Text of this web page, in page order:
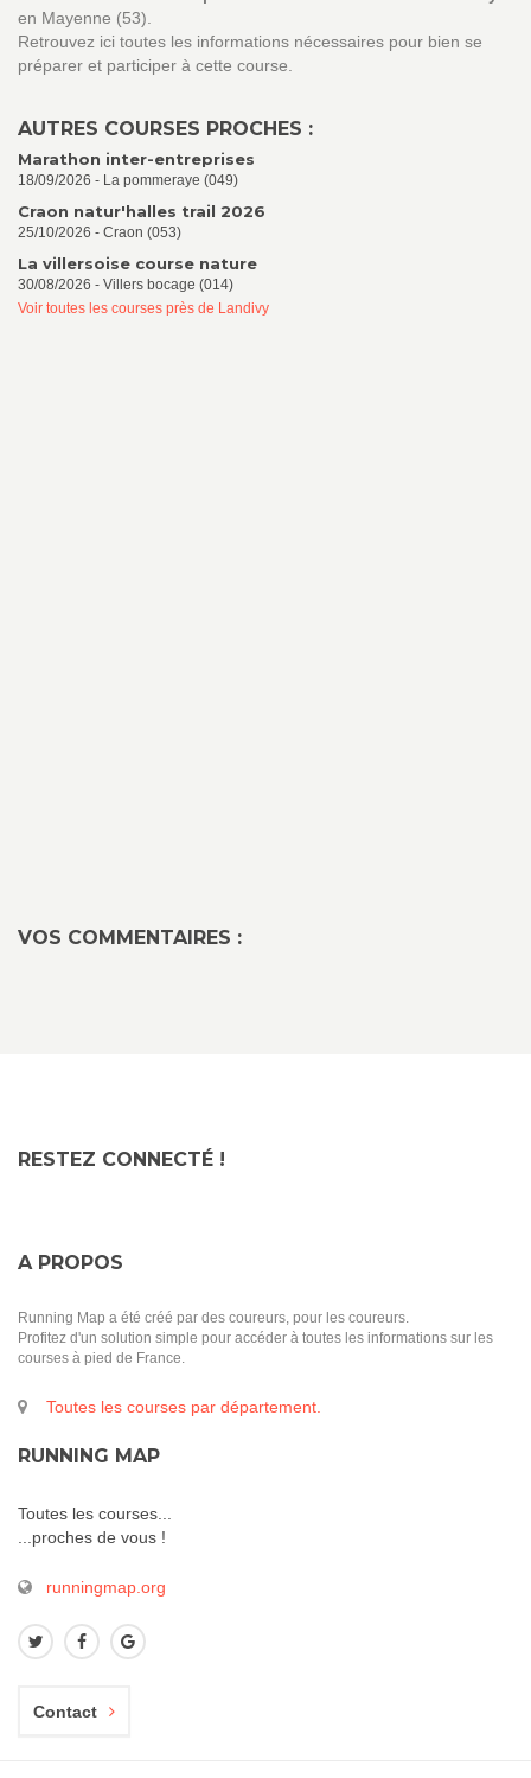
en Mayenne (53).
Retrouvez ici toutes les informations nécessaires pour bien se
préparer et participer à cette course.
AUTRES COURSES PROCHES :
Marathon inter-entreprises
18/09/2026 - La pommeraye (049)
Craon natur'halles trail 2026
25/10/2026 - Craon (053)
La villersoise course nature
30/08/2026 - Villers bocage (014)
Voir toutes les courses près de Landivy
VOS COMMENTAIRES :
RESTEZ CONNECTÉ !
A PROPOS
Running Map a été créé par des coureurs, pour les coureurs.
Profitez d'un solution simple pour accéder à toutes les informations sur les
courses à pied de France.
Toutes les courses par département.
RUNNING MAP
Toutes les courses...
...proches de vous !
runningmap.org
Contact